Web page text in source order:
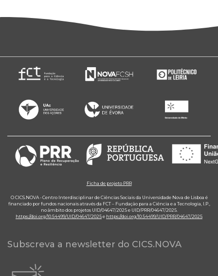
Ficha de projeto PRR
O CICS.NOVA - Centro Interdisciplinar de Ciências Sociais da Universidade Nova de Lisboa é
financiado por fundos nacionais através da FCT – Fundação para a Ciência e a Tecnologia, I.P.,
no âmbito dos projetos UID/04647/2025 e UID/PRR/04647/2025.
https://doi.org/10.54499/UID/04647/2025e https://doi.org/10.54499/UID/PRR/04647/2025
Subscreva a newsletter do CICS.NOVA